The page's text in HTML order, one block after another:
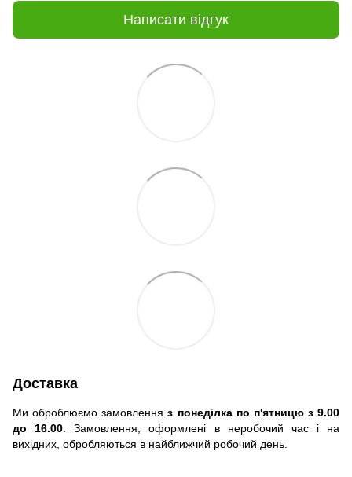
Написати відгук
Доставка
Ми оброблюємо замовленняз понеділка по п'ятницю з 9.00
до 16.00. Замовлення, оформлені в неробочий час і на
вихідних, обробляються в найближчий робочий день.